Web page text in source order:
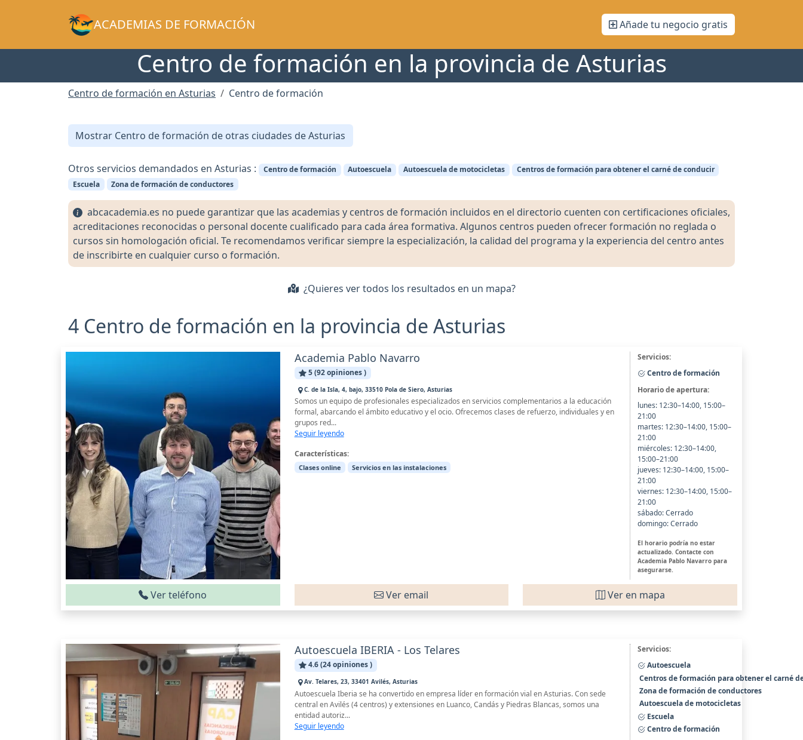
ACADEMIAS DE FORMACIÓN Añade tu negocio gratis
Centro de formación en la provincia de Asturias
Centro de formación en Asturias Centro de formación
Mostrar Centro de formación de otras ciudades de Asturias
Otros servicios demandados en Asturias : Centro de formación Autoescuela Autoescuela de motocicletas
Centros de formación para obtener el carné de conducir
Escuela
Zona de formación de conductores
abcacademia.es no puede garantizar que las academias y centros de formación incluidos en el directorio cuenten con certificaciones oficiales,
acreditaciones reconocidas o personal docente cualificado para cada área formativa. Algunos centros pueden ofrecer formación no reglada o
cursos sin homologación oficial. Te recomendamos verificar siempre la especialización, la calidad del programa y la experiencia del centro antes
de inscribirte en cualquier curso o formación.
¿Quieres ver todos los resultados en un mapa?
4 Centro de formación en la provincia de Asturias
Academia Pablo Navarro
5 (92 opiniones )
C. de la Isla, 4, bajo, 33510 Pola de Siero, Asturias
Somos un equipo de profesionales especializados en servicios complementarios a la educación
formal, abarcando el ámbito educativo y el ocio. Ofrecemos clases de refuerzo, individuales y en
grupos red...
Seguir leyendo
Características:
Clases online Servicios en las instalaciones
Servicios:
Centro de formación
Horario de apertura:
lunes: 12:30–14:00, 15:00–
21:00
martes: 12:30–14:00, 15:00–
21:00
miércoles: 12:30–14:00,
15:00–21:00
jueves: 12:30–14:00, 15:00–
21:00
viernes: 12:30–14:00, 15:00–
21:00
sábado: Cerrado
domingo: Cerrado
El horario podría no estar
actualizado. Contacte con
Academia Pablo Navarro para
asegurarse.
Ver teléfono Ver email Ver en mapa
Autoescuela IBERIA - Los Telares
4.6 (24 opiniones )
Av. Telares, 23, 33401 Avilés, Asturias
Autoescuela Iberia se ha convertido en empresa líder en formación vial en Asturias. Con sede
central en Avilés (4 centros) y extensiones en Luanco, Candás y Piedras Blancas, somos una
entidad autoriz...
Seguir leyendo
Servicios:
Autoescuela
Centros de formación para obtener el carné
Zona de formación de conductores
Autoescuela de motocicletas
Escuela
Centro de formación